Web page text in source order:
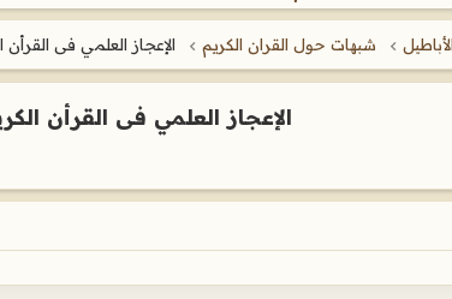
شبهات حول القران الكريم الإعجاز العلمي فى القرأن
الإعجاز العلمي فى القرأن